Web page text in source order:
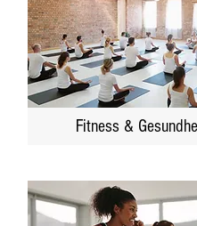
Fitness &